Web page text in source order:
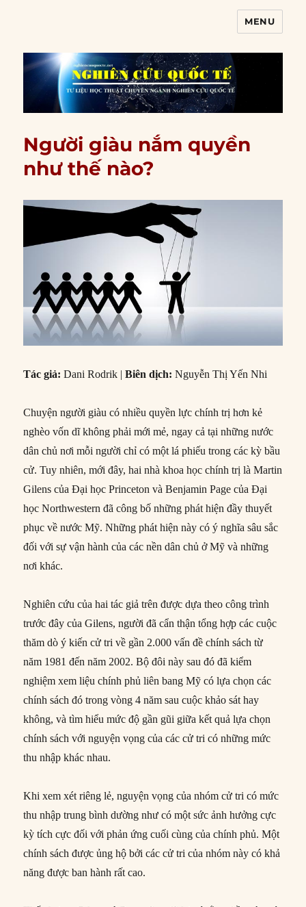
MENU
Người giàu nắm quyền
như thế nào?
Tác giả:Dani Rodrik | Biên dịch: Nguyễn Thị Yến Nhi
Chuyện người giàu có nhiều quyền lực chính trị hơn kẻ
nghèo vốn dĩ không phải mới mẻ, ngay cả tại những nước
dân chủ nơi mỗi người chỉ có một lá phiếu trong các kỳ bầu
cử. Tuy nhiên, mới đây, hai nhà khoa học chính trị là Martin
Gilens của Đại học Princeton và Benjamin Page của Đại
học Northwestern đã công bố những phát hiện đầy thuyết
phục về nước Mỹ. Những phát hiện này có ý nghĩa sâu sắc
đối với sự vận hành của các nền dân chủ ở Mỹ và những
nơi khác.
Nghiên cứu của hai tác giả trên được dựa theo công trình
trước đây của Gilens, người đã cẩn thận tổng hợp các cuộc
thăm dò ý kiến cử tri về gần 2.000 vấn đề chính sách từ
năm 1981 đến năm 2002. Bộ đôi này sau đó đã kiểm
nghiệm xem liệu chính phủ liên bang Mỹ có lựa chọn các
chính sách đó trong vòng 4 năm sau cuộc khảo sát hay
không, và tìm hiểu mức độ gần gũi giữa kết quả lựa chọn
chính sách với nguyện vọng của các cử tri có những mức
thu nhập khác nhau.
Khi xem xét riêng lẻ, nguyện vọng của nhóm cử tri có mức
thu nhập trung bình dường như có một sức ảnh hưởng cực
kỳ tích cực đối với phản ứng cuối cùng của chính phủ. Một
chính sách được ủng hộ bởi các cử tri của nhóm này có khả
năng được ban hành rất cao.